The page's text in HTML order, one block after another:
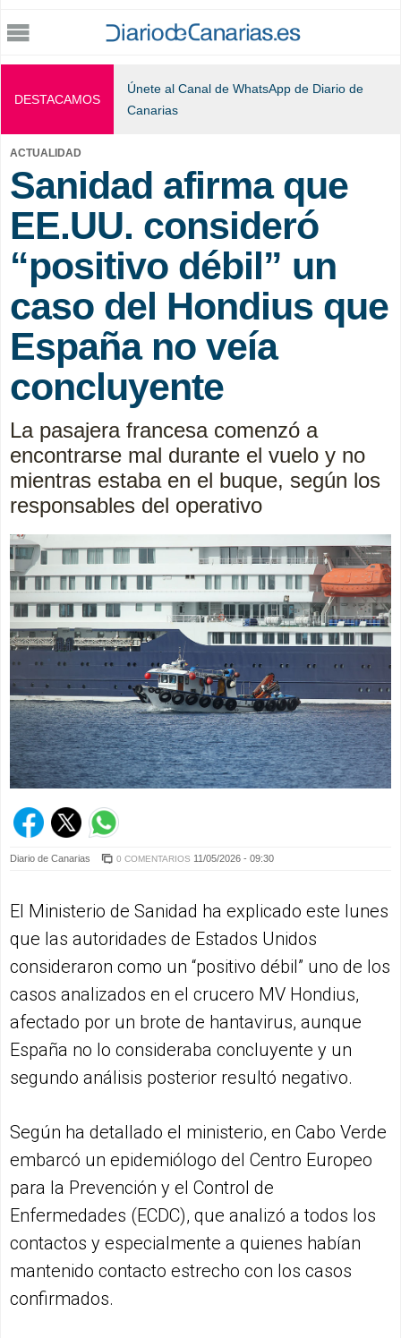
DESTACAMOS
Únete al Canal de WhatsApp de Diario de
Canarias
ACTUALIDAD
Sanidad afirma que
EE.UU. consideró
“positivo débil” un
caso del Hondius que
España no veía
concluyente
La pasajera francesa comenzó a
encontrarse mal durante el vuelo y no
mientras estaba en el buque, según los
responsables del operativo
Diario de Canarias 0 COMENTARIOS 11/05/2026 - 09:30
El Ministerio de Sanidad ha explicado este lunes
que las autoridades de Estados Unidos
consideraron como un “positivo débil” uno de los
casos analizados en el crucero MV Hondius,
afectado por un brote de hantavirus, aunque
España no lo consideraba concluyente y un
segundo análisis posterior resultó negativo.
Según ha detallado el ministerio, en Cabo Verde
embarcó un epidemiólogo del Centro Europeo
para la Prevención y el Control de
Enfermedades (ECDC), que analizó a todos los
contactos y especialmente a quienes habían
mantenido contacto estrecho con los casos
confirmados.